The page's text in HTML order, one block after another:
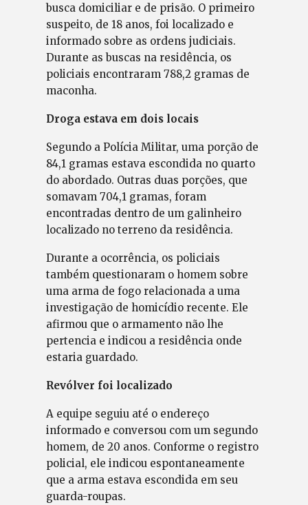
busca domiciliar e de prisão. O primeiro
suspeito, de 18 anos, foi localizado e
informado sobre as ordens judiciais.
Durante as buscas na residência, os
policiais encontraram 788,2 gramas de
maconha.
Droga estava em dois locais
Segundo a Polícia Militar, uma porção de
84,1 gramas estava escondida no quarto
do abordado. Outras duas porções, que
somavam 704,1 gramas, foram
encontradas dentro de um galinheiro
localizado no terreno da residência.
Durante a ocorrência, os policiais
também questionaram o homem sobre
uma arma de fogo relacionada a uma
investigação de homicídio recente. Ele
afirmou que o armamento não lhe
pertencia e indicou a residência onde
estaria guardado.
Revólver foi localizado
A equipe seguiu até o endereço
informado e conversou com um segundo
homem, de 20 anos. Conforme o registro
policial, ele indicou espontaneamente
que a arma estava escondida em seu
guarda-roupas.